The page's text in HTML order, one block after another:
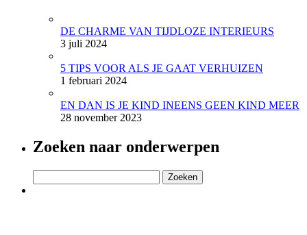
DE CHARME VAN TIJDLOZE INTERIEURS
3 juli 2024
5 TIPS VOOR ALS JE GAAT VERHUIZEN
1 februari 2024
EN DAN IS JE KIND INEENS GEEN KIND MEER
28 november 2023
Zoeken naar onderwerpen
naar: